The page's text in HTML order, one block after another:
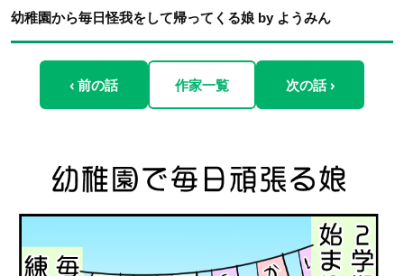
幼稚園から毎日怪我をして帰ってくる娘 by ようみん
‹ 前の話 作家一覧 次の話 ›